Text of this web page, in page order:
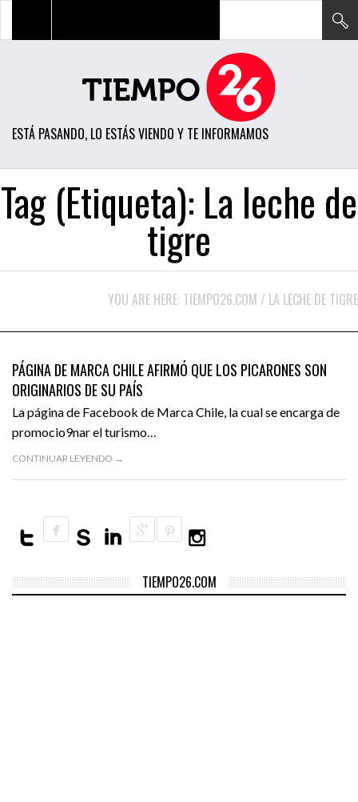
ESTÁ PASANDO, LO ESTÁS VIENDO Y TE INFORMAMOS
POLÍTICA
ECONOMÍA
SOCIEDAD
OPINIÓN
ENTRETENIMIENTO
TECH
VIDEOS
Tag (Etiqueta): La leche de
tigre
YOU ARE HERE: TIEMPO26.COM / LA LECHE DE TIGRE
PÁGINA DE MARCA CHILE AFIRMÓ QUE LOS PICARONES SON
ORIGINARIOS DE SU PAÍS
La página de Facebook de Marca Chile, la cual se encarga de
promocio9nar el turismo…
CONTINUAR LEYENDO →
TIEMPO26.COM